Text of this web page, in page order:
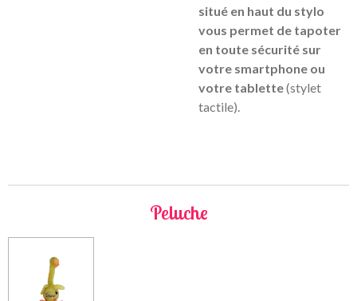
situé en haut du stylo
vous permet de tapoter
en toute sécurité sur
votre smartphone ou
votre tablette(stylet
tactile).
Peluche